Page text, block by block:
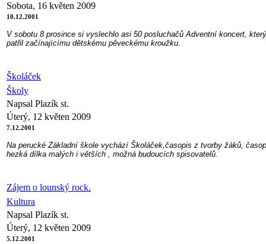
Sobota, 16 květen 2009
10.12.2001
V sobotu 8 prosince si vyslechlo asi 50 posluchačů Adventní koncert,
patřil začínajícímu dětskému pěveckému kroužku.
Školáček
Školy
Napsal Plazík st.
Úterý, 12 květen 2009
7.12.2001
Na perucké Základní škole vychází Školáček,časopis z tvorby žáků,
hezká dílka malých i větších , možná budoucích spisovatelů.
Zájem o lounský rock.
Kultura
Napsal Plazík st.
Úterý, 12 květen 2009
5.12.2001